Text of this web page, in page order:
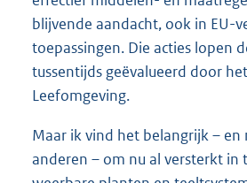
blijvende aandacht, ook in EU-
toepassingen. Die acties lopen
tussentijds geëvalueerd door
Leefomgeving.
Maar ik vind het belangrijk –
anderen – om nu al versterkt in